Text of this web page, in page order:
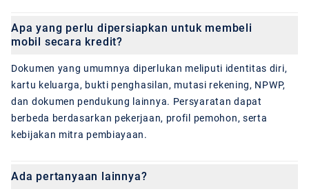
Apa yang perlu dipersiapkan untuk membeli
mobil secara kredit?
Dokumen yang umumnya diperlukan meliputi identitas diri,
kartu keluarga, bukti penghasilan, mutasi rekening, NPWP,
dan dokumen pendukung lainnya. Persyaratan dapat
berbeda berdasarkan pekerjaan, profil pemohon, serta
kebijakan mitra pembiayaan.
Ada pertanyaan lainnya?